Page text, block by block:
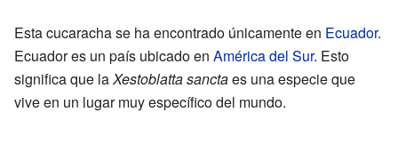
Esta cucaracha se ha encontrado únicamente en Ecuador.
Ecuador es un país ubicado en América del Sur. Esto
significa que laXestoblatta sanctaes una especie que
vive en un lugar muy específico del mundo.